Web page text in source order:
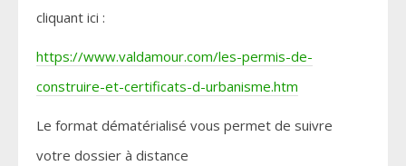
cliquant ici :
https://www.valdamour.com/les-permis-de-
construire-et-certificats-d-urbanisme.htm
Le format dématérialisé vous permet de suivre
votre dossier à distance